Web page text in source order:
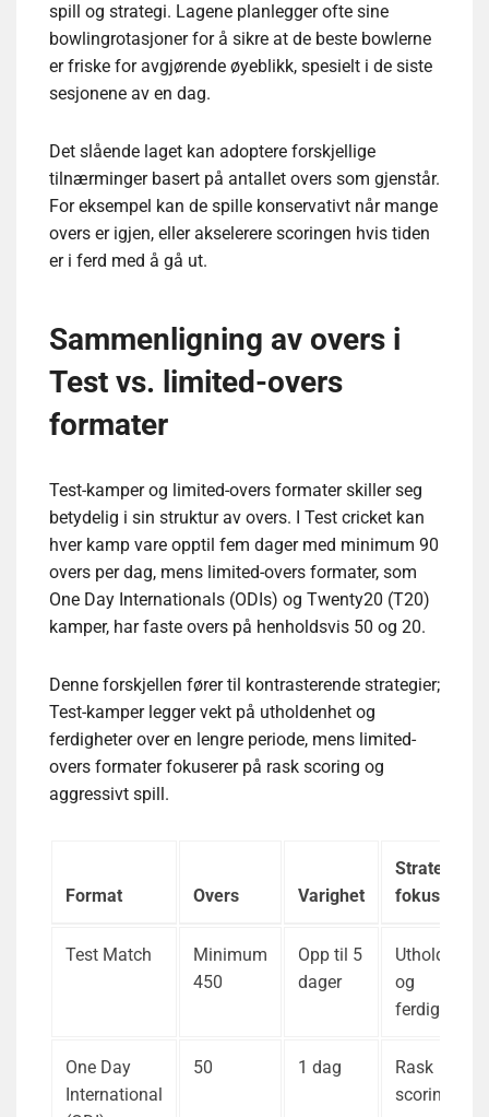
spill og strategi. Lagene planlegger ofte sine
bowlingrotasjoner for å sikre at de beste bowlerne
er friske for avgjørende øyeblikk, spesielt i de siste
sesjonene av en dag.
Det slående laget kan adoptere forskjellige
tilnærminger basert på antallet overs som gjenstår.
For eksempel kan de spille konservativt når mange
overs er igjen, eller akselerere scoringen hvis tiden
er i ferd med å gå ut.
Sammenligning av overs i
Test vs. limited-overs
formater
Test-kamper og limited-overs formater skiller seg
betydelig i sin struktur av overs. I Test cricket kan
hver kamp vare opptil fem dager med minimum 90
overs per dag, mens limited-overs formater, som
One Day Internationals (ODIs) og Twenty20 (T20)
kamper, har faste overs på henholdsvis 50 og 20.
Denne forskjellen fører til kontrasterende strategier;
Test-kamper legger vekt på utholdenhet og
ferdigheter over en lengre periode, mens limited-
overs formater fokuserer på rask scoring og
aggressivt spill.
Format Overs Varighet
Strategisk
fokus
Test Match
Minimum
450
Opp til 5
dager
Utholdenhet
og
ferdigheter
One Day
International
50 1 dag
Rask
scoring